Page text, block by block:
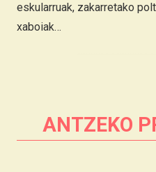
eskularruak, zakarretako
xaboiak…
ANTZEKO